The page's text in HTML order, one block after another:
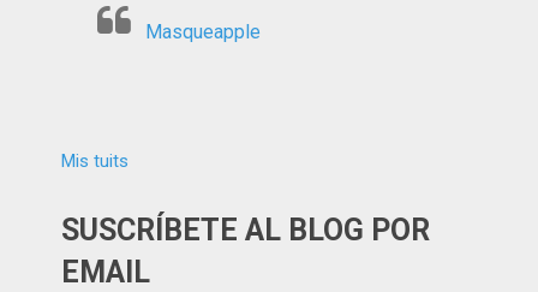
Masqueapple
Mis tuits
SUSCRÍBETE AL BLOG POR
EMAIL